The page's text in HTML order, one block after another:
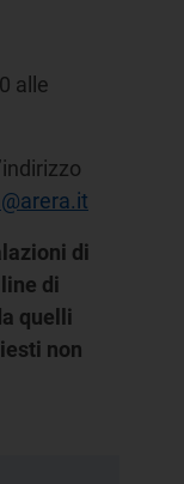
alle
di
di
quelli
non